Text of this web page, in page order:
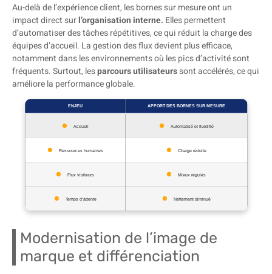
Au-delà de l’expérience client, les bornes sur mesure ont un
impact direct surl’organisation interne. Elles permettent
d’automatiser des tâches répétitives, ce qui réduit la charge des
équipes d’accueil. La gestion des flux devient plus efficace,
notamment dans les environnements où les pics d’activité sont
fréquents. Surtout, lesparcours utilisateurssont accélérés, ce qui
améliore la performance globale.
ENJEU APPORT DES BORNES SUR MESURE
Accueil Automatisé et fluidifié
Ressources humaines Charge réduite
Flux visiteurs Mieux régulés
Temps d’attente Nettement diminué
Modernisation de l’image de
marque et différenciation